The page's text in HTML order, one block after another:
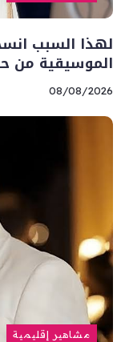
لهذا السبب
الموسيقية من
08/08/2026
مشاهير إقليمية